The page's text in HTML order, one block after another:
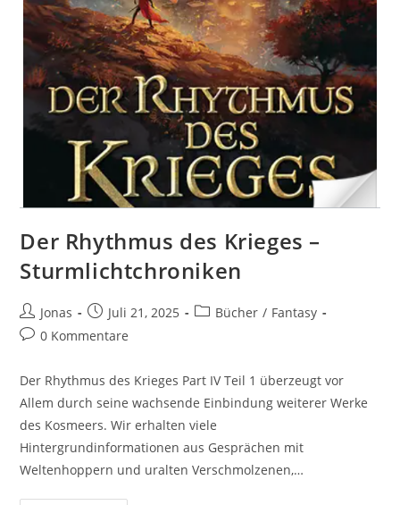
Der Rhythmus des Krieges –
Sturmlichtchroniken
Jonas Juli 21, 2025 Bücher / Fantasy
0 Kommentare
Der Rhythmus des Krieges Part IV Teil 1 überzeugt vor
Allem durch seine wachsende Einbindung weiterer Werke
des Kosmeers. Wir erhalten viele
Hintergrundinformationen aus Gesprächen mit
Weltenhoppern und uralten Verschmolzenen,…